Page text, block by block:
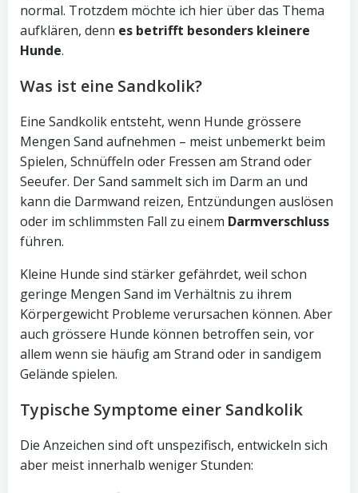
normal. Trotzdem möchte ich hier über das Thema
aufklären, denn es betrifft besonders kleinere
Hunde.
Was ist eine Sandkolik?
Eine Sandkolik entsteht, wenn Hunde grössere
Mengen Sand aufnehmen – meist unbemerkt beim
Spielen, Schnüffeln oder Fressen am Strand oder
Seeufer. Der Sand sammelt sich im Darm an und
kann die Darmwand reizen, Entzündungen auslösen
oder im schlimmsten Fall zu einem Darmverschluss
führen.
Kleine Hunde sind stärker gefährdet, weil schon
geringe Mengen Sand im Verhältnis zu ihrem
Körpergewicht Probleme verursachen können. Aber
auch grössere Hunde können betroffen sein, vor
allem wenn sie häufig am Strand oder in sandigem
Gelände spielen.
Typische Symptome einer Sandkolik
Die Anzeichen sind oft unspezifisch, entwickeln sich
aber meist innerhalb weniger Stunden: